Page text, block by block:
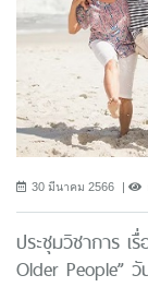
30 มีนาคม 2566
ประชุมวิชาการ เ
Older People”